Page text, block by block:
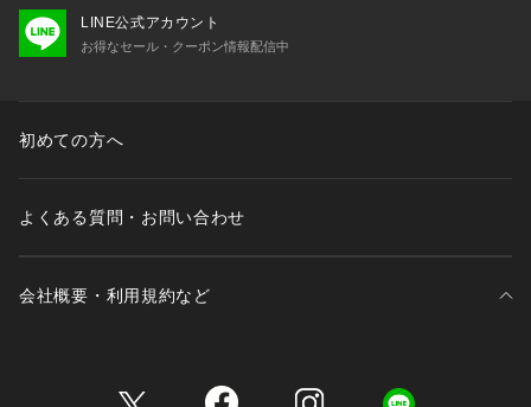
LINE公式アカウント
お得なセール・クーポン情報配信中
初めての方へ
よくある質問・お問い合わせ
会社概要・利用規約など